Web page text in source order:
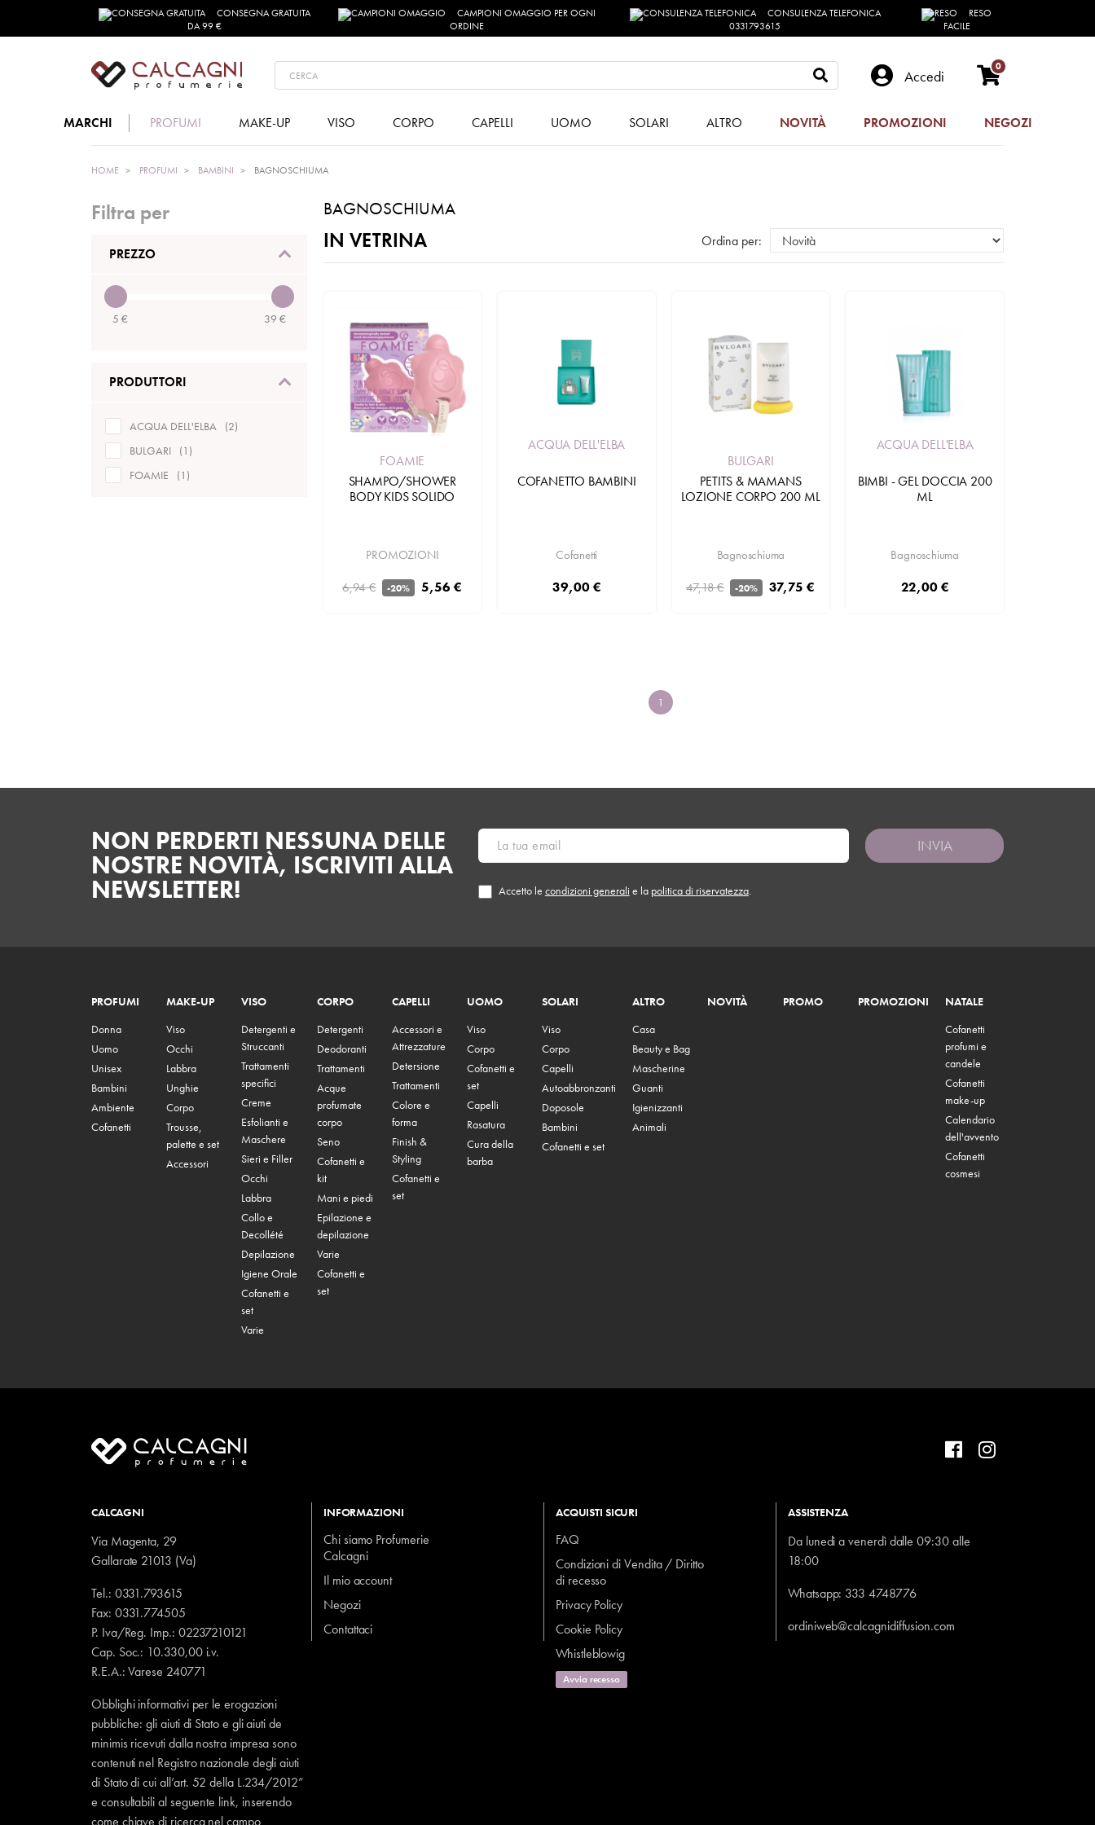
CONSEGNA GRATUITA
DA 99 €
CAMPIONI OMAGGIO PER OGNI
ORDINE
CONSULENZA TELEFONICA
0331793615
RESO
FACILE
Accedi
0
MARCHI PROFUMI MAKE-UP VISO CORPO CAPELLI UOMO SOLARI ALTRO NOVITÀ PROMOZIONI NEGOZI
HOME PROFUMI BAMBINI BAGNOSCHIUMA
Filtra per
PREZZO
5 € 39 €
PRODUTTORI
ACQUA DELL'ELBA
2
BULGARI
1
FOAMIE
1
BAGNOSCHIUMA
IN VETRINA Ordina per:
FOAMIE
SHAMPO/SHOWER
BODY KIDS SOLIDO
PROMOZIONI
6,94 €
-20% 5,56 €
ACQUA DELL'ELBA
COFANETTO BAMBINI
Cofanetti
39,00 €
BULGARI
PETITS & MAMANS
LOZIONE CORPO 200 ML
Bagnoschiuma
47,18 €
-20% 37,75 €
ACQUA DELL'ELBA
BIMBI - GEL DOCCIA 200
ML
Bagnoschiuma
22,00 €
1
NON PERDERTI NESSUNA DELLE
NOSTRE NOVITÀ, ISCRIVITI ALLA
NEWSLETTER! Accetto le condizioni generali e la politica di riservatezza.
INVIA
PROFUMI
Donna
Uomo
Unisex
Bambini
Ambiente
Cofanetti
MAKE-UP
Viso
Occhi
Labbra
Unghie
Corpo
Trousse,
palette e set
Accessori
VISO
Detergenti e
Struccanti
Trattamenti
specifici
Creme
Esfolianti e
Maschere
Sieri e Filler
Occhi
Labbra
Collo e
Decollété
Depilazione
Igiene Orale
Cofanetti e
set
Varie
CORPO
Detergenti
Deodoranti
Trattamenti
Acque
profumate
corpo
Seno
Cofanetti e
kit
Mani e piedi
Epilazione e
depilazione
Varie
Cofanetti e
set
CAPELLI
Accessori e
Attrezzature
Detersione
Trattamenti
Colore e
forma
Finish &
Styling
Cofanetti e
set
UOMO
Viso
Corpo
Cofanetti e
set
Capelli
Rasatura
Cura della
barba
SOLARI
Viso
Corpo
Capelli
Autoabbronzanti
Doposole
Bambini
Cofanetti e set
ALTRO
Casa
Beauty e Bag
Mascherine
Guanti
Igienizzanti
Animali
NOVITÀ PROMO PROMOZIONI
NATALE
Cofanetti
profumi e
candele
Cofanetti
make-up
Calendario
dell'avvento
Cofanetti
cosmesi
CALCAGNI
Via Magenta, 29
Gallarate 21013 (Va)
Tel.: 0331.793615
Fax: 0331.774505
P. Iva/Reg. Imp.: 02237210121
Cap. Soc.: 10.330,00 i.v.
R.E.A.: Varese 240771
Obblighi informativi per le erogazioni
pubbliche: gli aiuti di Stato e gli aiuti de
minimis ricevuti dalla nostra impresa sono
contenuti nel Registro nazionale degli aiuti
di Stato di cui all’art. 52 della L.234/2012”
e consultabili al seguente link, inserendo
come chiave di ricerca nel campo
INFORMAZIONI
Chi siamo Profumerie
Calcagni
Il mio account
Negozi
Contattaci
ACQUISTI SICURI
FAQ
Condizioni di Vendita / Diritto
di recesso
Privacy Policy
Cookie Policy
Whistleblowig
Avvia recesso
ASSISTENZA
Da lunedì a venerdì dalle 09:30 alle
18:00
Whatsapp: 333 4748776
ordiniweb@calcagnidiffusion.com